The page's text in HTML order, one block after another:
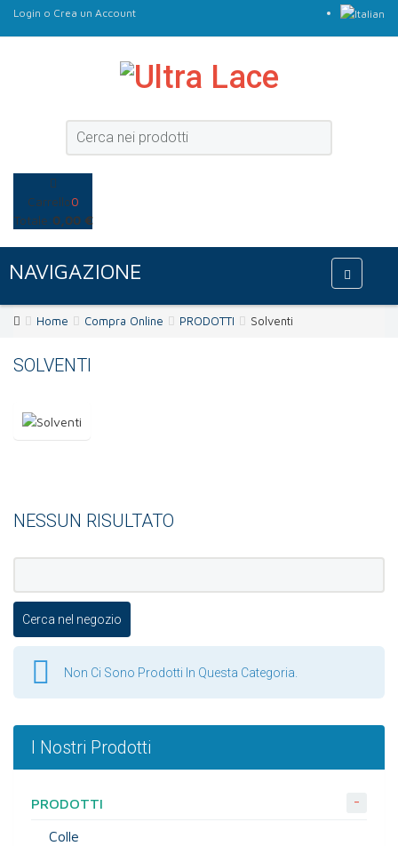
Login o Crea un Account
Carrello0
Totale:0,00 €
NAVIGAZIONE
Home Compra Online PRODOTTI Solventi
SOLVENTI
NESSUN RISULTATO
Non Ci Sono Prodotti In Questa Categoria.
I Nostri Prodotti
PRODOTTI -
Colle